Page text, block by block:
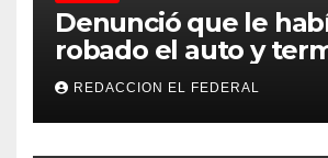
Denunció que le
robado el auto y
confesando que su
lo empeñó por drogas
REDACCION EL FEDERAL